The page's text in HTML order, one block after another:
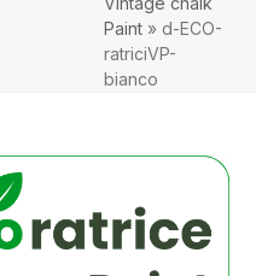
Paint » d-ECO-
ratriciVP-
bianco